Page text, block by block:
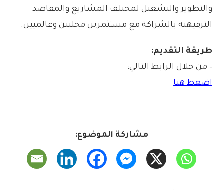
والتطوير والتشغيل لمختلف المشاريع والمقاصد
الترفيهية بالشراكة مع مستثمرين محليين وعالميين.
طريقة التقديم:
– من خلال الرابط التالي:
اضغط هنا
مشاركة الموضوع: